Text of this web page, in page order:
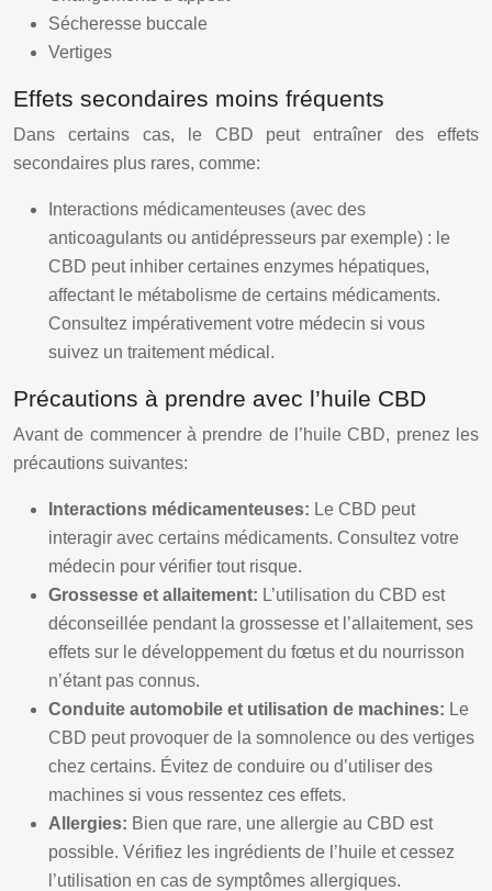
Sécheresse buccale
Vertiges
Effets secondaires moins fréquents
Dans certains cas, le CBD peut entraîner des effets
secondaires plus rares, comme:
Interactions médicamenteuses (avec des
anticoagulants ou antidépresseurs par exemple) : le
CBD peut inhiber certaines enzymes hépatiques,
affectant le métabolisme de certains médicaments.
Consultez impérativement votre médecin si vous
suivez un traitement médical.
Précautions à prendre avec l’huile CBD
Avant de commencer à prendre de l’huile CBD, prenez les
précautions suivantes:
Interactions médicamenteuses: Le CBD peut
interagir avec certains médicaments. Consultez votre
médecin pour vérifier tout risque.
Grossesse et allaitement: L’utilisation du CBD est
déconseillée pendant la grossesse et l’allaitement, ses
effets sur le développement du fœtus et du nourrisson
n’étant pas connus.
Conduite automobile et utilisation de machines: Le
CBD peut provoquer de la somnolence ou des vertiges
chez certains. Évitez de conduire ou d’utiliser des
machines si vous ressentez ces effets.
Allergies: Bien que rare, une allergie au CBD est
possible. Vérifiez les ingrédients de l’huile et cessez
l’utilisation en cas de symptômes allergiques.